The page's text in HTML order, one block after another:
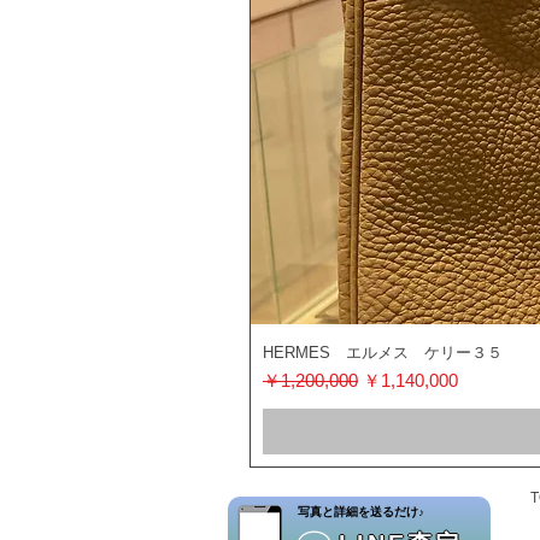
HERMES エルメス ケリー３５
通常価格
￥1,200,000 セール価格
￥1,140,000
​写真と詳細を送るだけ♪